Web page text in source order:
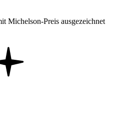
Michelson-Preis ausgezeichnet